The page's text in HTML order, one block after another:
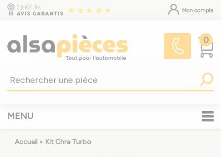
Mon compte
0
MENU
Accueil > Kit Chra Turbo